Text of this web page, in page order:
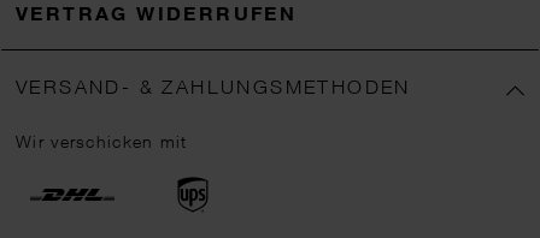
VERTRAG WIDERRUFEN
VERSAND- & ZAHLUNGSMETHODEN
Wir verschicken mit